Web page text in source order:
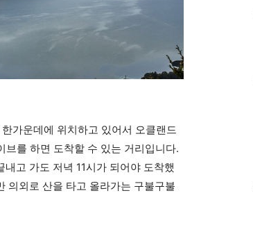
가운데에 위치하고 있어서 오클랜드
를 하면 도착할 수 있는 거리입니다.
고 가도 저녁 11시가 되어야 도착했
의외로 산을 타고 올라가는 구불구불